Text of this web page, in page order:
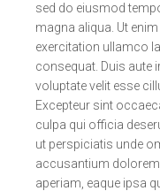
sed do eiusmod
magna aliqua. Ut
exercitation ullamco
consequat. Duis aute
voluptate velit esse
Excepteur sint
culpa qui officia
ut perspiciatis unde
accusantium
aperiam, eaque ipsa